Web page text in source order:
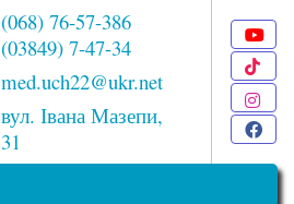
(068) 76-57-386
(03849) 7-47-34
med.uch22@ukr.net
вул. Івана Мазепи,
31